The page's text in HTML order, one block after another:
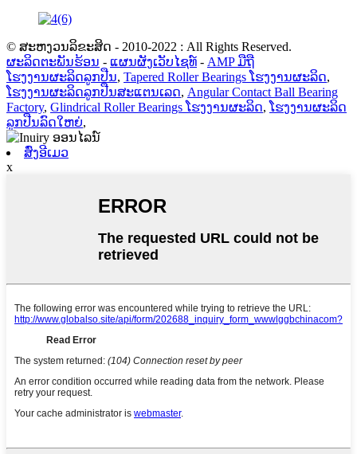
© ສະຫງວນລິຂະສິດ - 2010-2022 : All Rights Reserved.
ຜະລິດຕະພັນຮ້ອນ - ແຜນຜັງເວັບໄຊທ໌ - AMP ມືຖື
ໂຮງງານຜະລິດລູກປືນ, Tapered Roller Bearings ໂຮງງານຜະລິດ,
ໂຮງງານຜະລິດລູກປືນສະແຕນເລດ, Angular Contact Ball Bearing
Factory, Glindrical Roller Bearings ໂຮງງານຜະລິດ, ໂຮງງານຜະລິດ
ລູກປືນລົດໃຫຍ່,
ສົ່ງອີເມວ
x